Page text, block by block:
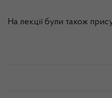
На лекції були також